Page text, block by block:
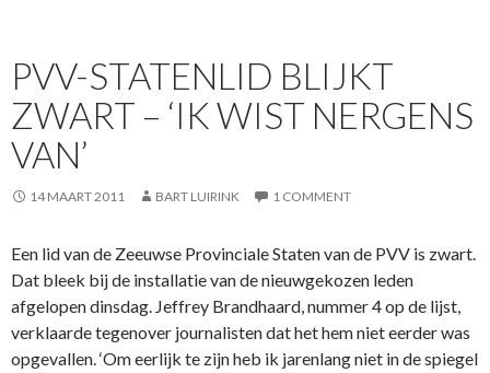
PVV-STATENLID BLIJKT
ZWART – ‘IK WIST NERGENS
VAN’
14 MAART 2011 BART LUIRINK 1 COMMENT
Een lid van de Zeeuwse Provinciale Staten van de PVV is zwart.
Dat bleek bij de installatie van de nieuwgekozen leden
afgelopen dinsdag. Jeffrey Brandhaard, nummer 4 op de lijst,
verklaarde tegenover journalisten dat het hem niet eerder was
opgevallen. ‘Om eerlijk te zijn heb ik jarenlang niet in de spiegel